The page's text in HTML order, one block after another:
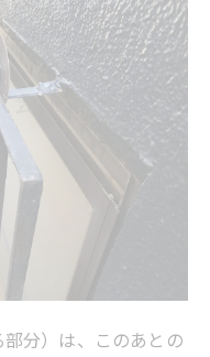
分）は、このあとの